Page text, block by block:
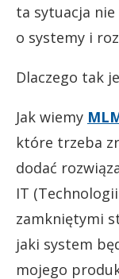
ta sytuacja
o systemy i
Dlaczego tak
Jak wiemy
które trzeba
dodać
IT
zamkniętymi
jaki system
mojego